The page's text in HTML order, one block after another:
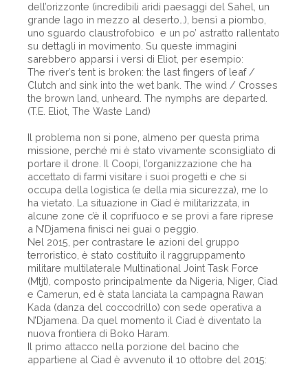
dell’orizzonte (incredibili aridi paesaggi del Sahel, un
grande lago in mezzo al deserto…), bensì a piombo,
uno sguardo claustrofobico e un po’ astratto rallentato
su dettagli in movimento. Su queste immagini
sarebbero apparsi i versi di Eliot, per esempio:
The river’s tent is broken: the last fingers of leaf /
Clutch and sink into the wet bank. The wind / Crosses
the brown land, un­heard. The nymphs are departed.
(T.E. Eliot, The Waste Land)
Il problema non si pone, almeno per questa prima
missione, perché mi è stato vivamente sconsigliato di
portare il drone. Il Coopi, l’organizzazione che ha
accettato di farmi visitare i suoi progetti e che si
occupa della logistica (e della mia sicurezza), me lo
ha vietato. La situazione in Ciad è militarizzata, in
alcune zone c’è il coprifuoco e se provi a fare riprese
a N’Djamena finisci nei guai o peggio.
Nel 2015, per contrastare le azioni del gruppo
terroristico, è stato costituito il raggruppamento
militare multilaterale Multinational Joint Task Force
(Mtjt), composto principalmente da Nigeria, Niger, Ciad
e Camerun, ed è stata lanciata la campagna Rawan
Kada (danza del coccodrillo) con sede operativa a
N’Djamena. Da quel momento il Ciad è diventato la
nuova frontiera di Boko Haram.
Il primo attacco nella porzione del bacino che
appartiene al Ciad è avvenuto il 10 ottobre del 2015: